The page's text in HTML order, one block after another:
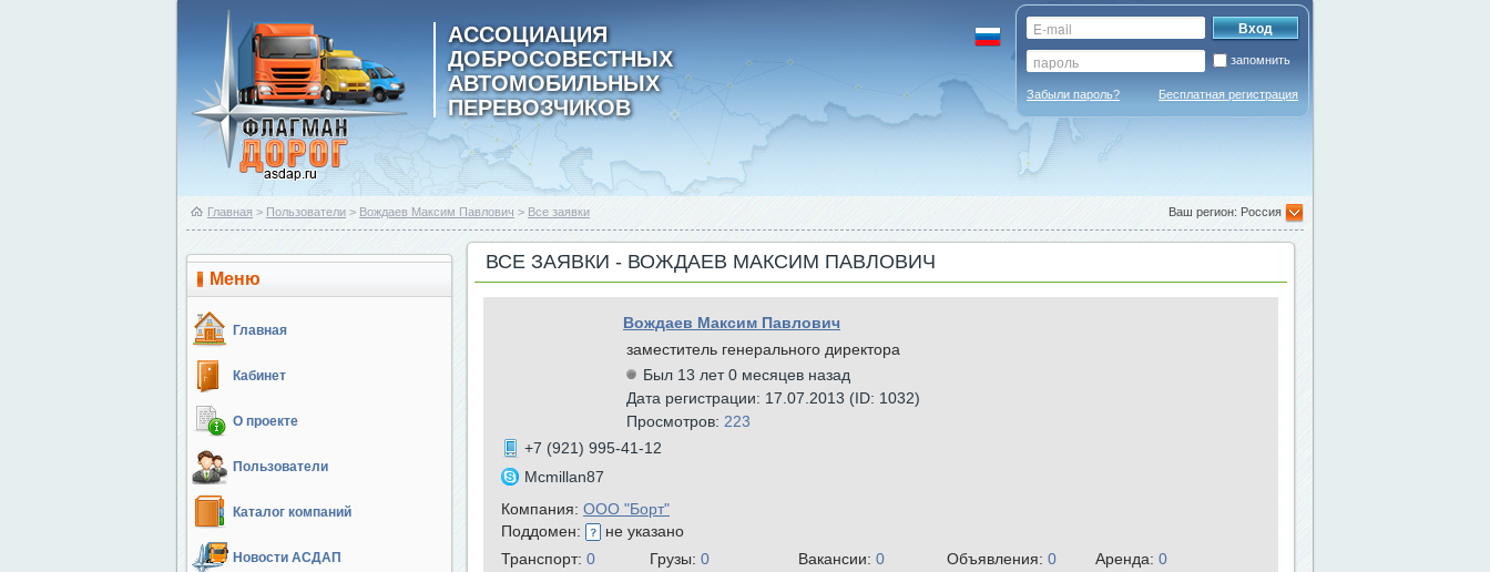
АССОЦИАЦИЯ
ДОБРОСОВЕСТНЫХ
АВТОМОБИЛЬНЫХ
ПЕРЕВОЗЧИКОВ
запомнить
Забыли пароль? Бесплатная регистрация
Главная > Пользователи > Вождаев Максим Павлович > Все заявки Ваш регион: Россия
Меню
Главная
Кабинет
О проекте
Пользователи
Каталог компаний
Новости АСДАП
ВСЕ ЗАЯВКИ - ВОЖДАЕВ МАКСИМ ПАВЛОВИЧ
Вождаев Максим Павлович
заместитель генерального директора
Был 13 лет 0 месяцев назад
Дата регистрации: 17.07.2013 (ID: 1032)
Просмотров: 223
+7 (921) 995-41-12
Mcmillan87
Компания: ООО "Борт"
Поддомен:
не указано
Транспорт: 0 Грузы: 0 Вакансии: 0 Объявления: 0 Аренда: 0